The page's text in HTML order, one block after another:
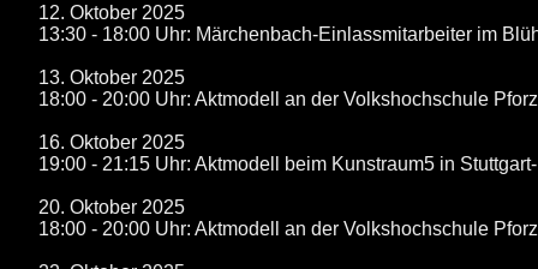
12. Oktober 2025
13:30 - 18:00 Uhr: Märchenbach-Einlassmitarbeiter im
13. Oktober 2025
18:00 - 20:00 Uhr: Aktmodell an der Volkshochschule
16. Oktober 2025
19:00 - 21:15 Uhr: Aktmodell beim Kunstraum5 in
20. Oktober 2025
18:00 - 20:00 Uhr: Aktmodell an der Volkshochschule